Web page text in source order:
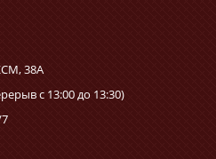
38А
с 13:00 до 13:30)